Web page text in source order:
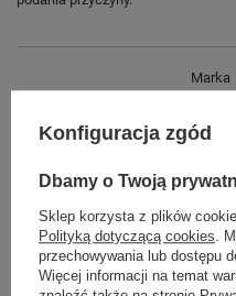
Marka
Gwarancja
Materiał zewnętrzny
Zapięcie
Długość towaru w
centymetrach
Więcej
Konfiguracja zgód
Dbamy o Twoją
Sklep korzysta z plików
Polityką dotyczącą cookies .
przechowywania lub dostępu
Więcej informacji na temat